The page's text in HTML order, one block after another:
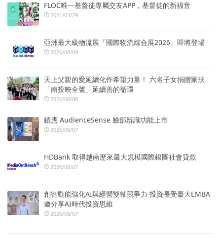
FLOC唯一基督徒專屬交友APP，基督徒的新福音
2021/03/29
亞洲最大級物流展「國際物流綜合展2026」即將登場
2026/08/09
天上父親的愛延續化作希望力量！ 六名子女捐贈家扶
「南投映全號」延續善的循環
2026/08/08
鎧應 AudienceSense 臉部辨識功能上市
2026/08/07
HDBank 取得越南歷來最大規模國際銀團社會貸款
2026/08/07
創智動能強化AI與經營雙軸競爭力 投資長受臺大EMBA
邀分享AI時代投資思維
2026/08/07